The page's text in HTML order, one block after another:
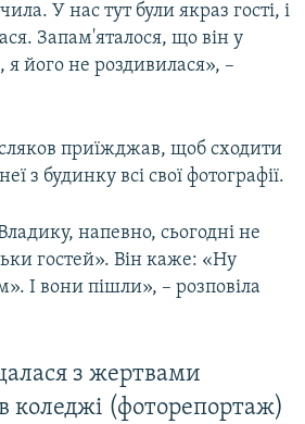
У нас тут були якраз гості, і
Запам'яталося, що він у
його не роздивилася», –
приїжджав, щоб сходити
з будинку всі свої фотографії.
напевно, сьогодні не
гостей». Він каже: «Ну
І вони пішли», – розповіла
з жертвами
коледжі (фоторепортаж)